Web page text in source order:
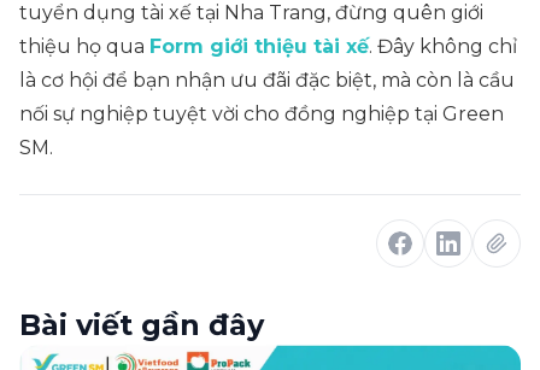
tuyển dụng tài xế tại Nha Trang, đừng quên giới
thiệu họ qua Form giới thiệu tài xế. Đây không chỉ
là cơ hội để bạn nhận ưu đãi đặc biệt, mà còn là cầu
nối sự nghiệp tuyệt vời cho đồng nghiệp tại Green
SM.
Bài viết gần đây